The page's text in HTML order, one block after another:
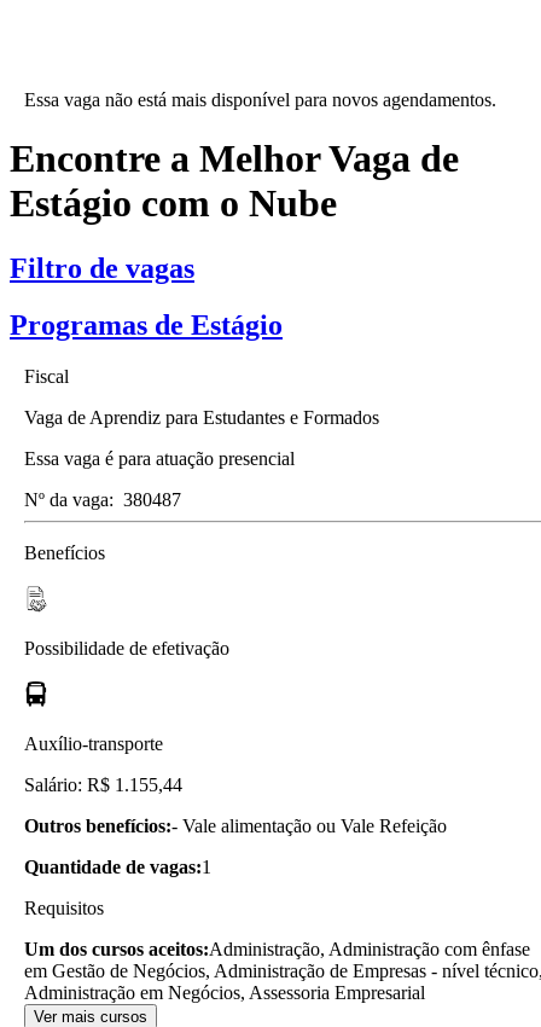
Essa vaga não está mais disponível para novos agendamentos.
Encontre a Melhor Vaga de
Estágio com o Nube
Filtro de vagas
Programas de Estágio
Fiscal
Vaga de Aprendiz para Estudantes e Formados
Essa vaga é para atuação presencial
Nº da vaga: 380487
Benefícios
Possibilidade de efetivação
Auxílio-transporte
Salário: R$ 1.155,44
Outros benefícios:- Vale alimentação ou Vale Refeição
Quantidade de vagas:1
Requisitos
Um dos cursos aceitos:Administração, Administração com ênfase
em Gestão de Negócios, Administração de Empresas - nível
Administração em Negócios, Assessoria Empresarial
Ver mais cursos